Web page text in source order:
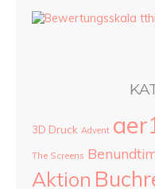
3D Druck Advent
The Screens
Aktion